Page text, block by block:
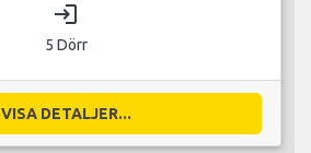
login
5 Dörr
VISA DETALJER...